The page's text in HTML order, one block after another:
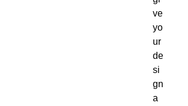
ve
yo
ur
de
si
gn
a